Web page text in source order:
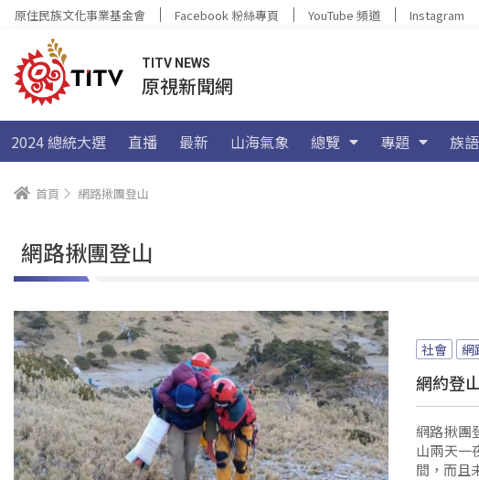
原住民族文化事業基金會 Facebook 粉絲專頁 YouTube 頻道 Instagram
TITV NEWS
原視新聞網
2024 總統大選 直播 最新 山海氣象 總覽 專題 族
首頁 網路揪團登山
網路揪團登山
社會 網
網約登
網路揪團
山兩天一
間，而且